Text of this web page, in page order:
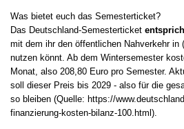
Was bietet euch das Semesterticket?
Das Deutschland-Semesterticket
mit dem ihr den öffentlichen Nahverkehr in
nutzen könnt. Ab dem Wintersemester
Monat, also 208,80 Euro pro Semester.
soll dieser Preis bis 2029 - also für die
so bleiben (Quelle: https://
finanzierung-kosten-bilanz-100.html).